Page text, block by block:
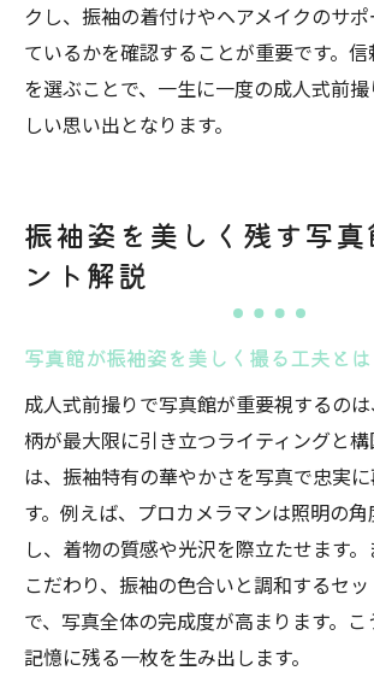
クし、振袖の着付けやヘアメイクのサ
ているかを確認することが重要です。
を選ぶことで、一生に一度の成人式前
しい思い出となります。
振袖姿を美しく残す写真
ント解説
写真館が振袖姿を美しく撮る工夫とは
成人式前撮りで写真館が重要視するの
柄が最大限に引き立つライティングと
は、振袖特有の華やかさを写真で忠実
す。例えば、プロカメラマンは照明の
し、着物の質感や光沢を際立たせます
こだわり、振袖の色合いと調和するセ
で、写真全体の完成度が高まります。こ
記憶に残る一枚を生み出します。